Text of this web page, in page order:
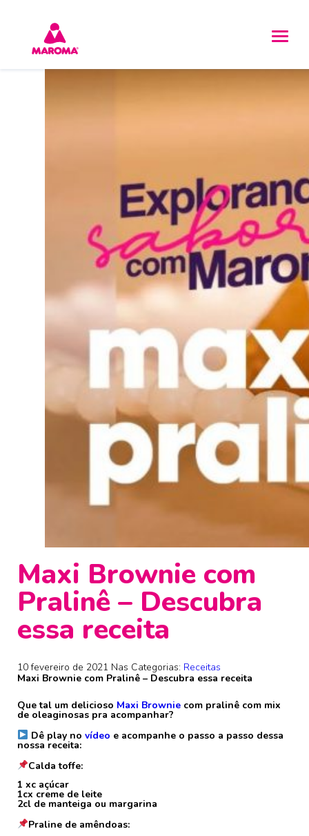
Maxi Brownie com
Pralinê – Descubra
essa receita
10 fevereiro de 2021 Nas Categorias: Receitas
Maxi Brownie com Pralinê – Descubra essa receita
Que tal um delicioso Maxi Brownie com pralinê com mix
de oleaginosas pra acompanhar?
Dê play no vídeo e acompanhe o passo a passo dessa
nossa receita:
Calda toffe:
1 xc açúcar
1cx creme de leite
2cl de manteiga ou margarina
Praline de amêndoas: